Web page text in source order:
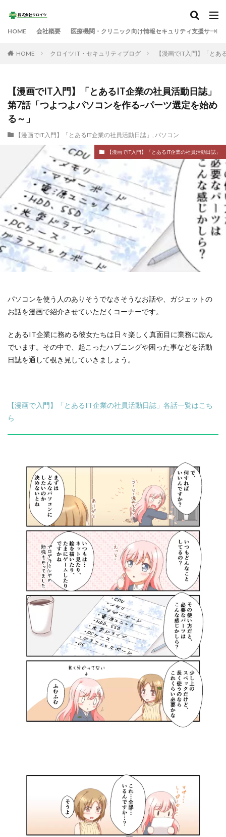
HOME 会社概要 医療機関・クリニック向け情報セキュリティ支援サービ
HOME クロイツ IT・セキュリティブログ 【漫画でIT入門】「と
【漫画でIT入門】「とあるIT企業の社員活動日誌」
第7話「つよつよパソコンを作る~パーツ選定を始め
る～」
【漫画でIT入門】「とあるIT企業の社員活動日誌」 , パソコン
【漫画でIT入門】「とあるIT企業の社員活動日誌」
パソコンを使う人のありそうでなさそうなお話や、 ガジェットの
お話を漫画で紹介させていただくコーナーです。
とあるIT企業に務める彼女たちは日々楽しく真面目に業務に励ん
でいます。その中で、起こったハプニングや困った事などを活動
日誌を通して覗き見していきましょう。
【漫画で入門】「とあるIT企業の社員活動日誌」各話一覧はこち
ら